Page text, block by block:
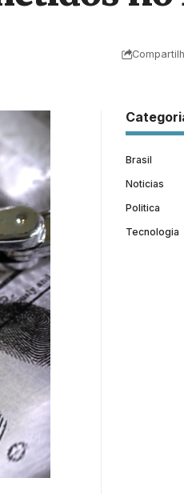
Brasil
Noticias
Politica
Tecnologia